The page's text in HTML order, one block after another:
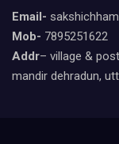
Email-
Mob- 7895251622
Addr– village &
mandir dehradun,